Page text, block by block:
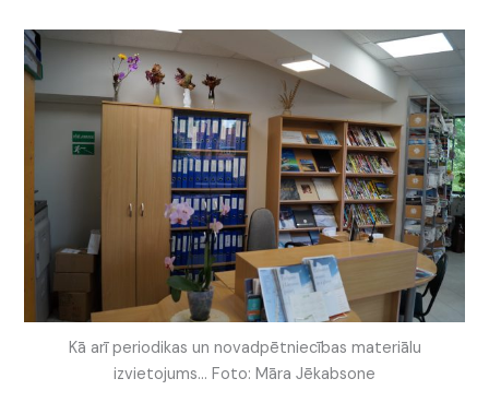
Kā arī periodikas un novadpētniecības materiālu
izvietojums… Foto: Māra Jēkabsone